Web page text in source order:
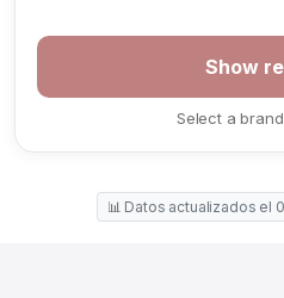
Select a
📊 Datos actualizados el